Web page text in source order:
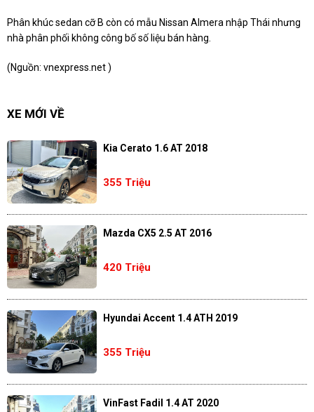
Phân khúc sedan cỡ B còn có mẫu Nissan Almera nhập Thái nhưng
nhà phân phối không công bố số liệu bán hàng.
(Nguồn: vnexpress.net)
XE MỚI VỀ
Kia Cerato 1.6 AT 2018
355 Triệu
Mazda CX5 2.5 AT 2016
420 Triệu
Hyundai Accent 1.4 ATH 2019
355 Triệu
VinFast Fadil 1.4 AT 2020